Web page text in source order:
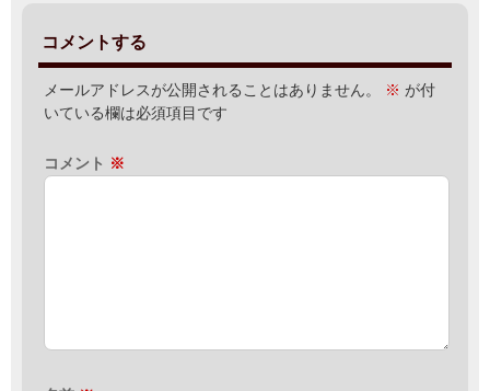
コメントする
メールアドレスが公開されることはありません。 ※ が付
いている欄は必須項目です
コメント ※